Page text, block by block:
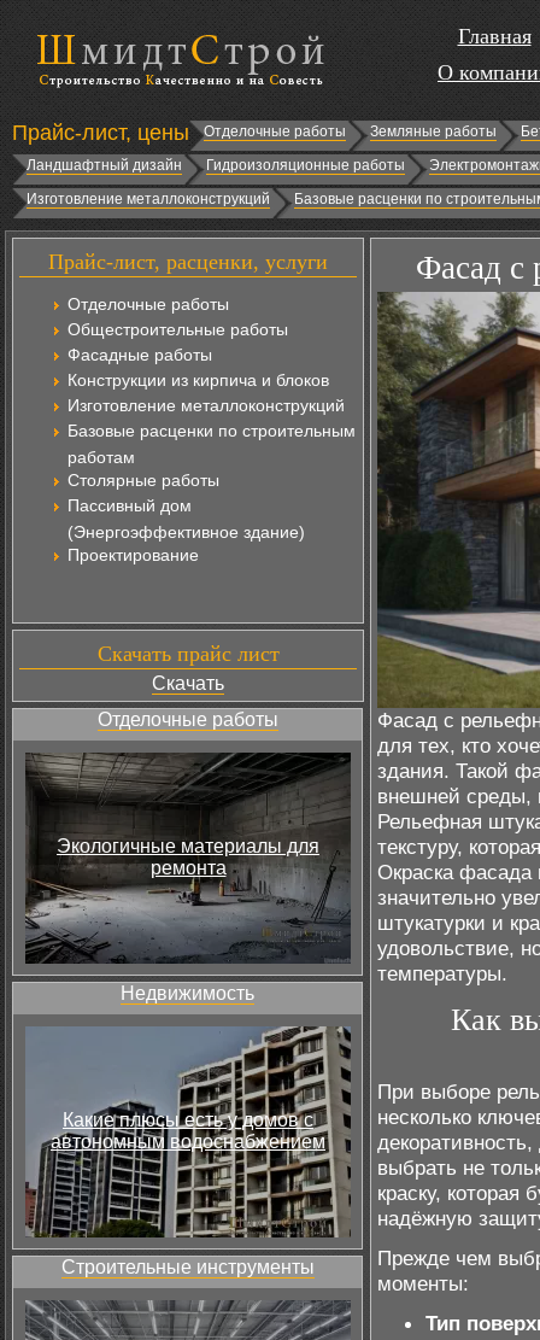
Главная
О
Прайс-лист, цены Отделочные работы Земляные работы
Ландшафтный дизайн
Гидроизоляционные работы
Изготовление металлоконструкций
Базовые расценки по
Прайс-лист, расценки, услуги
Отделочные работы
Общестроительные работы
Фасадные работы
Конструкции из кирпича и блоков
Изготовление металлоконструкций
Базовые расценки по строительным
работам
Столярные работы
Пассивный дом
(Энергоэффективное здание)
Проектирование
Скачать прайс лист
Скачать
Отделочные работы
Экологичные материалы для
ремонта
Недвижимость
Какие плюсы есть у домов с
автономным водоснабжением
Строительные инструменты
Фасад с
Фасад с
для тех, кто
здания. Такой
внешней среды,
Рельефная
текстуру,
Окраска фасада
значительно
штукатурки и
удовольствие,
температуры.
Как
При выборе
несколько
выбрать не
краску, которая
надёжную
Прежде чем
моменты:
Тип